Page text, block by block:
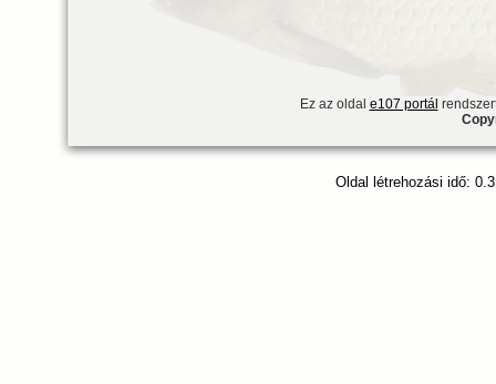
Ez az oldal e107 portál
Oldal létrehozási idő: